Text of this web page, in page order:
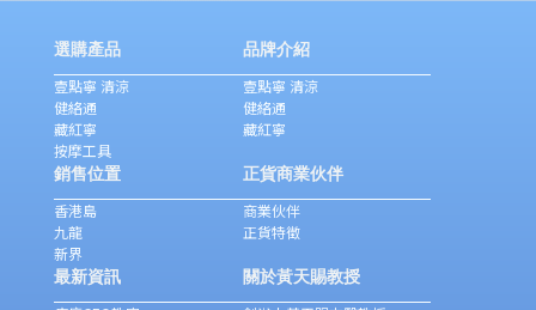
選購產品
壹點寧 清涼
健絡通
藏紅寧
按摩工具
品牌介紹
壹點寧 清涼
健絡通
藏紅寧
銷售位置
香港島
九龍
新界
正貨商業伙伴
商業伙伴
正貨特徵
最新資訊 關於黃天賜教授